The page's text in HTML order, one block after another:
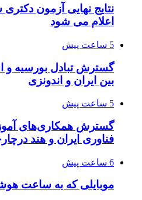
اعلام می شود
5 ساعت پیش
گسترش تبادل بورسیه و
بین ایران و اندونزی
5 ساعت پیش
گسترش همکاری‌های
فناوری ایران و هند
6 ساعت پیش
موبایلی که به ساعت